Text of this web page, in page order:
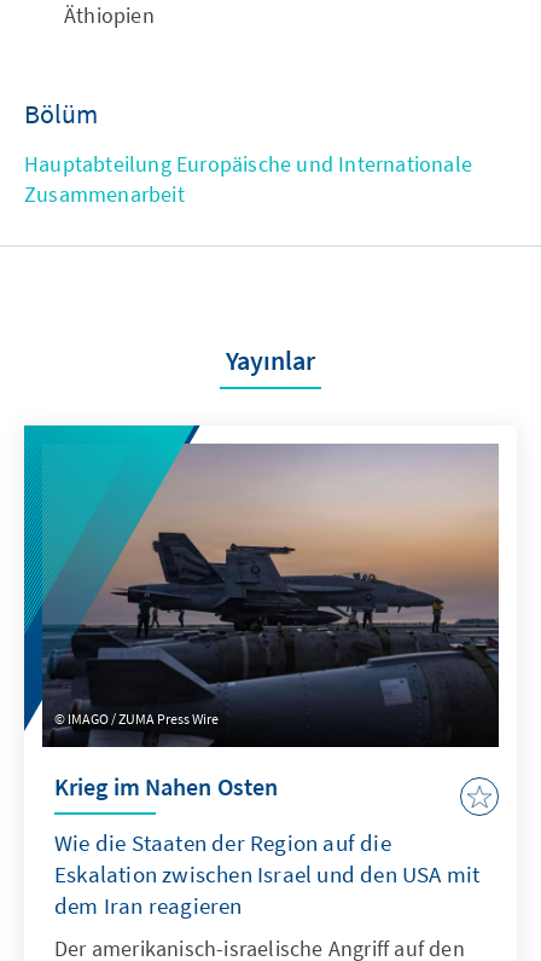
Äthiopien
Bölüm
Hauptabteilung Europäische und Internationale
Zusammenarbeit
Yayınlar
IMAGO / ZUMA Press Wire
Krieg im Nahen Osten
Wie die Staaten der Region auf die
Eskalation zwischen Israel und den USA mit
dem Iran reagieren
Der amerikanisch-israelische Angriff auf den